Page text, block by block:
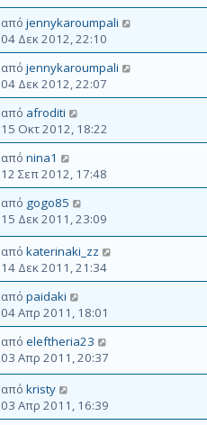
από jennykaroumpali
04 Δεκ 2012, 22:10
από jennykaroumpali
04 Δεκ 2012, 22:07
από afroditi
15 Οκτ 2012, 18:22
από nina1
12 Σεπ 2012, 17:48
από gogo85
15 Δεκ 2011, 23:09
από katerinaki_zz
14 Δεκ 2011, 21:34
από paidaki
04 Απρ 2011, 18:01
από eleftheria23
03 Απρ 2011, 20:37
από kristy
03 Απρ 2011, 16:39